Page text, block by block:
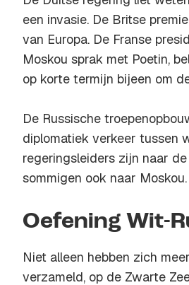
een invasie. De Britse
van Europa. De Franse
Moskou sprak met Poetin,
op korte termijn bijeen om
De Russische
diplomatiek verkeer tussen
regeringsleiders zijn naar
sommigen ook naar Moskou.
Oefening Wit-
Niet alleen hebben zich
verzameld, op de Zwarte